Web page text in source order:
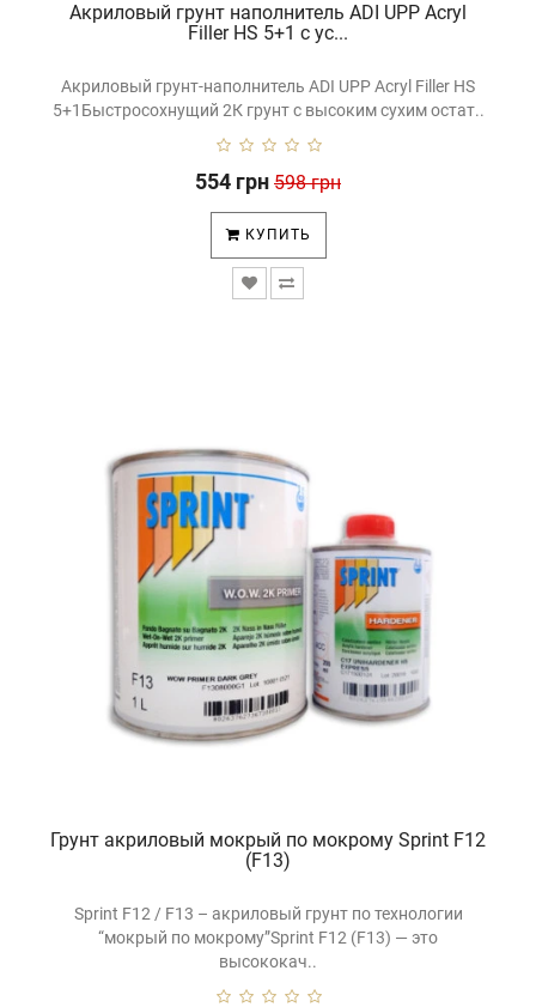
Акриловый грунт наполнитель ADI UPP Acryl
Filler HS 5+1 с ус...
Акриловый грунт-наполнитель ADI UPP Acryl Filler HS
5+1Быстросохнущий 2К грунт с высоким сухим остат..
554 грн 598 грн
КУПИТЬ
Грунт акриловый мокрый по мокрому Sprint F12
(F13)
Sprint F12 / F13 – акриловый грунт по технологии
“мокрый по мокрому”Sprint F12 (F13) — это
высококач..